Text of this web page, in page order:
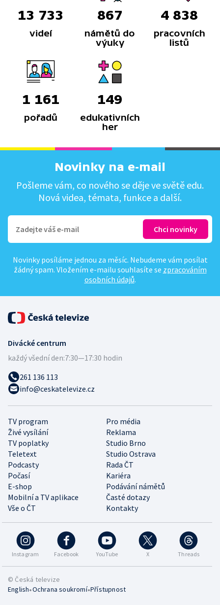
13 733
videí
867
námětů do
výuky
4 838
pracovních
listů
1 161
pořadů
149
edukativních
her
Novinky na e-mail
Pošleme vám, co nového se děje ve světě edu.
Nová videa, témata, funkce a další.
Novinky posíláme jednou za měsíc. Nebudeme vám posílat
žádný spam. Vložením e-mailu souhlasíte se zpracováním
osobních údajů.